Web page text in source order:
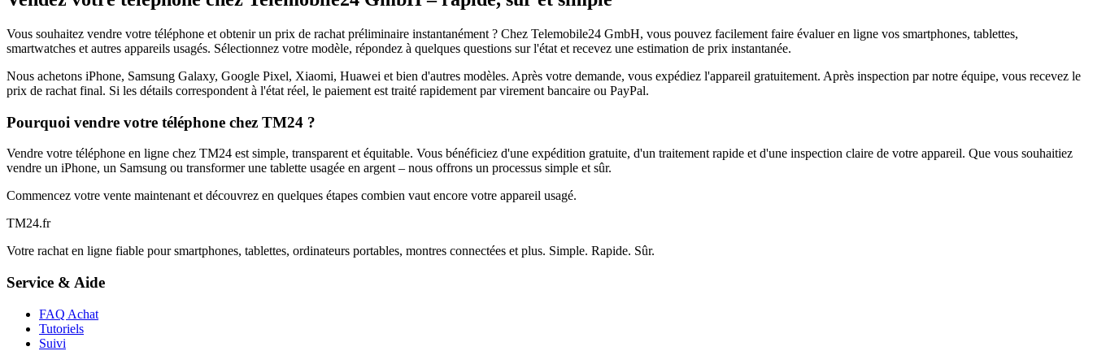
Vous souhaitez vendre votre téléphone et obtenir un prix de rachat préliminaire instantanément ? Chez Telemobile24 GmbH, vous pouvez facilement faire évaluer en ligne vos smartphones, tablettes,
smartwatches et autres appareils usagés. Sélectionnez votre modèle, répondez à quelques questions sur l'état et recevez une estimation de prix instantanée.
Nous achetons iPhone, Samsung Galaxy, Google Pixel, Xiaomi, Huawei et bien d'autres modèles. Après votre demande, vous expédiez l'appareil gratuitement. Après inspection par notre équipe, vous recevez le
prix de rachat final. Si les détails correspondent à l'état réel, le paiement est traité rapidement par virement bancaire ou PayPal.
Pourquoi vendre votre téléphone chez TM24 ?
Vendre votre téléphone en ligne chez TM24 est simple, transparent et équitable. Vous bénéficiez d'une expédition gratuite, d'un traitement rapide et d'une inspection claire de votre appareil. Que vous souhaitiez
vendre un iPhone, un Samsung ou transformer une tablette usagée en argent – nous offrons un processus simple et sûr.
Commencez votre vente maintenant et découvrez en quelques étapes combien vaut encore votre appareil usagé.
TM24.fr
Votre rachat en ligne fiable pour smartphones, tablettes, ordinateurs portables, montres connectées et plus. Simple. Rapide. Sûr.
Service & Aide
FAQ Achat
Tutoriels
Suivi